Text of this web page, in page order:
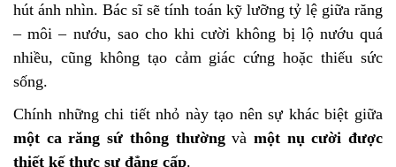
hút ánh nhìn. Bác sĩ sẽ tính toán kỹ lưỡng tỷ lệ giữa răng
– môi – nướu, sao cho khi cười không bị lộ nướu quá
nhiều, cũng không tạo cảm giác cứng hoặc thiếu sức
sống.
Chính những chi tiết nhỏ này tạo nên sự khác biệt giữa
một ca răng sứ thông thườngvà một nụ cười được
thiết kế thực sự đẳng cấp.